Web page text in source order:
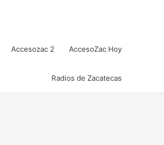
Accesozac 2 AccesoZac Hoy
Radios de Zacatecas